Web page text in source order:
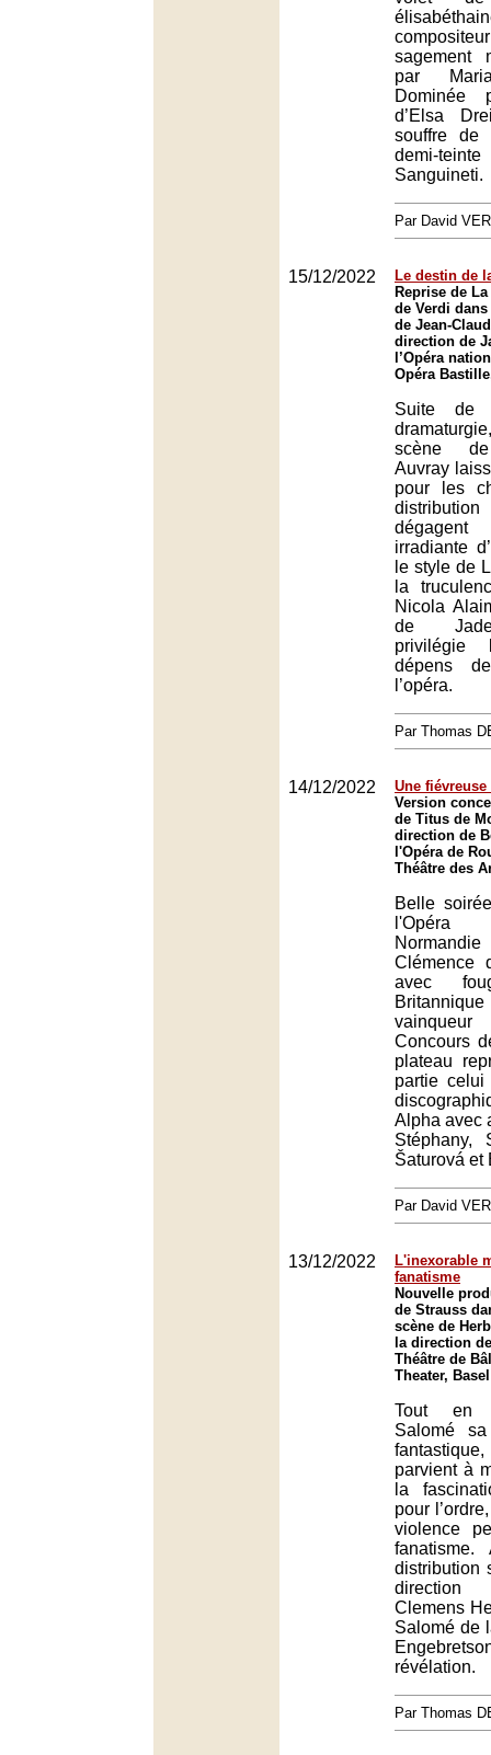
sagement
par
Dominée
d’Elsa
souffre de
demi-
Sanguineti.
Par David
15/12/2022
Le destin de
Reprise de
de Verdi
de Jean-
direction de
l’Opéra
Opéra
Suite de
scène de
Auvray
pour les
irradiante
le style de
la
Nicola
de
dépens
l’opéra.
Par Thomas
14/12/2022
Une fiévreuse
Version
de Titus de
direction de
l'Opéra de
Théâtre des
Belle
Clémence
avec
Concours
plateau
partie
Alpha avec
Stéphany,
Šaturová et
Par David
13/12/2022
L'inexorable
fanatisme
Nouvelle
de Strauss
scène de
la direction
Théâtre de
Theater, Basel
Tout en
Salomé
parvient à
la
pour
violence
fanatisme.
distribution
Clemens
Salomé de
révélation.
Par Thomas